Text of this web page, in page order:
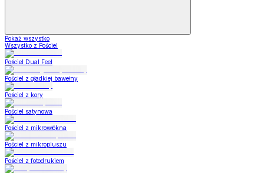
Pokaż wszystko
Wszystko z Pościel
Pościel Dual Feel
Pościel z gładkiej bawełny
Pościel z kory
Pościel satynowa
Pościel z mikrowłókna
Pościel z mikropluszu
Pościel z fotodrukiem